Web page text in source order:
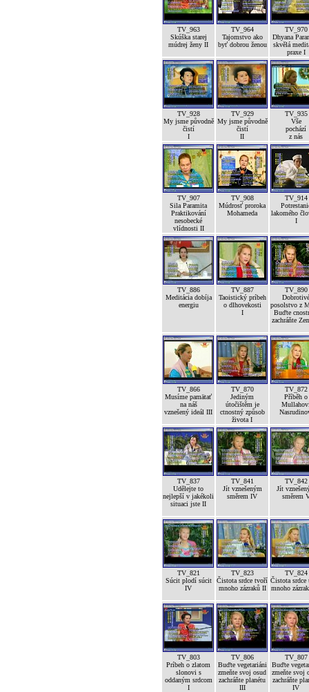
TV_963
Skúška starej
múdrej ženy II
TV_964
Tajomstvo ako
byť dobrou ženou
TV_970
Dhyana
skvělá
praxe I
TV_928
My jsme původně
čistí
I
TV_929
My jsme původně
čistí
II
TV_935
Vše
pochází
z nás
TV_907
Sila Paramita
Praktikování
nesobecké
vlídnosti II
TV_908
Múdrosť proroka
Mohameda
TV_914
lakomého
I
TV_886
Meditácia dobíja
energiu
TV_887
Taoistický príbeh
o dlhovekosti
I
TV_890
Dobrotivé
posolstvo z
Buďte
zachráňte
TV_866
Musíme pamätať
na náš
vznešený ideál III
TV_870
Jediným
útočištěm je
ctnostný způsob
života I
TV_872
Příběh o
TV_837
Udělejte to
nejlepší v jakékoli
situaci jste II
TV_841
Jít vznešeným
směrem IV
TV_842
Jít
směrem
TV_821
Súcit plodí súcit
IV
TV_823
Čistota srdce tvoří
mnoho zázraků II
TV_824
Čistota srdce
mnoho
TV_803
Príbeh o zlatom
slonovi s
oddaným srdcom
I
TV_806
Buďte vegetariáni
zmeňte svoj osud
zachráňte planétu
III
TV_807
Buďte
zmeňte svoj
zachráňte
IV